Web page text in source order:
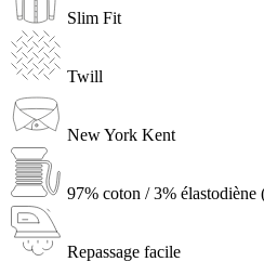
Slim Fit
Twill
New York Kent
97% coton / 3%
Repassage facile